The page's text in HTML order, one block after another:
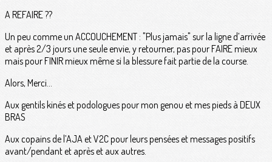
A REFAIRE ??
Un peu comme un ACCOUCHEMENT : "Plus jamais" sur la ligne d’arrivée
et après 2/3 jours une seule envie, y retourner, pas pour FAIRE mieux
mais pour FINIR mieux même si la blessure fait partie de la course.
Alors, Merci...
Aux gentils kinés et podologues pour mon genou et mes pieds à DEUX
BRAS
Aux copains de l’AJA et V2C pour leurs pensées et messages positifs
avant/pendant et après et aux autres.